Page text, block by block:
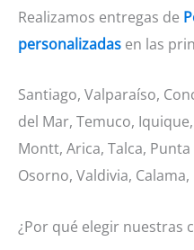
Realizamos entregas de
personalizadas en las
Santiago, Valparaíso,
del Mar, Temuco,
Montt, Arica, Talca,
Osorno, Valdivia,
¿Por qué elegir nuestras